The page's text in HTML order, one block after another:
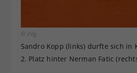
© zVg
Sandro Kopp (links) durfte sich in
2. Platz hinter Nerman Fatic